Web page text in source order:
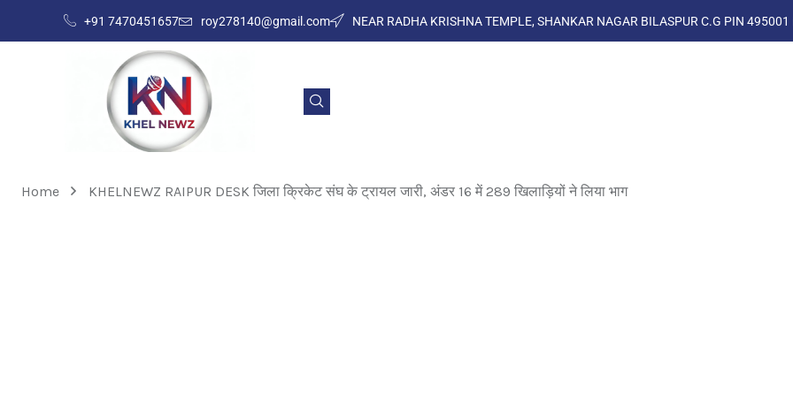
+91 7470451657 roy278140@gmail.com NEAR RADHA KRISHNA TEMPLE, SHANKAR NAGAR BILASPUR C.G PIN
Home KHELNEWZ RAIPUR DESK जिला क्रिकेट संघ के ट्रायल जारी, अंडर 16 में 289 खिलाड़ियों ने लिया भाग